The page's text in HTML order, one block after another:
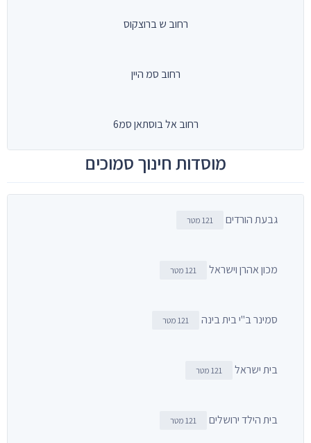
רחוב ש ברוצקוס
רחוב סמ היין
רחוב אל בוסתאן סמ6
מוסדות חינוך סמוכים
גבעת הורדים 121 מטר
מכון אהרן וישראל 121 מטר
סמינר ב"י בית בינה 121 מטר
בית ישראל 121 מטר
בית הילד ירושלים 121 מטר